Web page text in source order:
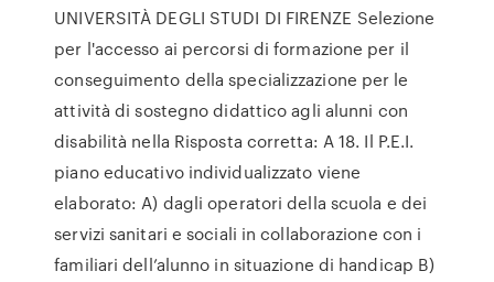
UNIVERSITÀ DEGLI STUDI DI FIRENZE Selezione
per l'accesso ai percorsi di formazione per il
conseguimento della specializzazione per le
attività di sostegno didattico agli alunni con
disabilità nella Risposta corretta: A 18. Il P.E.I.
piano educativo individualizzato viene
elaborato: A) dagli operatori della scuola e dei
servizi sanitari e sociali in collaborazione con i
familiari dell’alunno in situazione di handicap B)